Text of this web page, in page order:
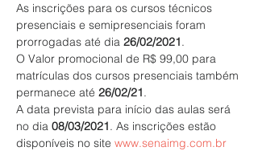
As inscrições para os cursos técnicos
presenciais e semipresenciais foram
prorrogadas até dia 26/02/2021.
O Valor promocional de R$ 99,00 para
matrículas dos cursos presenciais também
permanece até 26/02/21.
A data prevista para início das aulas será
no dia 08/03/2021. As inscrições estão
disponíveis no site www.senaimg.com.br